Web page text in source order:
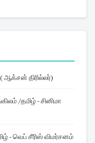
( ஆக்சன் திரில்லர்)
/தமிழ் - சினிமா